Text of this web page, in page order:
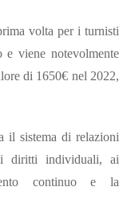
volta per i turnisti
viene notevolmente
di 1650€ nel 2022,
il sistema di relazioni
diritti individuali, ai
continuo e la